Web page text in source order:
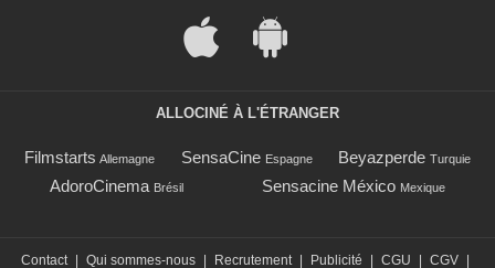
ALLOCINÉ À L'ÉTRANGER
Filmstarts Allemagne SensaCine Espagne Beyazperde Turquie
AdoroCinema Brésil Sensacine México Mexique
Contact Qui sommes-nous Recrutement Publicité CGU CGV